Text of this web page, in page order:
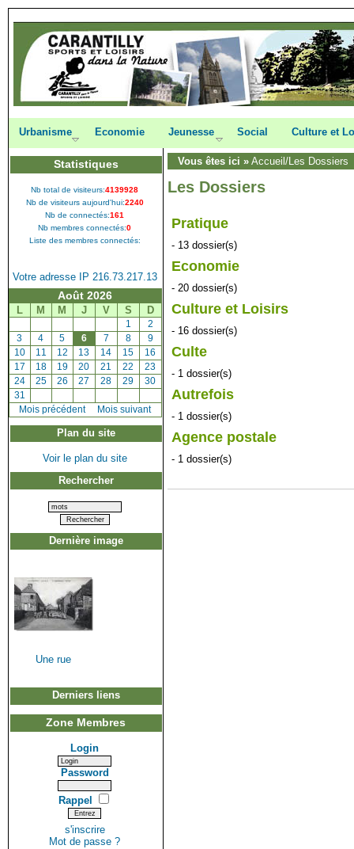
Urbanisme Economie Jeunesse Social Culture et
Statistiques
Nb total de visiteurs:4139928
Nb de visiteurs aujourd'hui:2240
Nb de connectés:161
Nb membres connectés:0
Liste des membres connectés:
Votre adresse IP 216.73.217.13
Août 2026
L M M J V S D
[1 [2
[3 [4 [5 [6] [7 [8] [9]
[10] [11 [12 [13 [14 [15 [16
[17 [18] [19] [20 [21 [22 [23
[24] [25] [26 [27 [28 [29 [30
[31
[Mois précédent] Mois suivant
Plan du site
Voir le plan du site
Rechercher
Dernière image
Une rue
Derniers liens
Zone Membres
Login
Password
Rappel
s'inscrire
Mot de passe ?
Vous êtes ici » Accueil /Les Dossiers
Les Dossiers
Pratique
- 13 dossier(s)
Economie
- 20 dossier(s)
Culture et Loisirs
- 16 dossier(s)
Culte
- 1 dossier(s)
Autrefois
- 1 dossier(s)
Agence postale
- 1 dossier(s)